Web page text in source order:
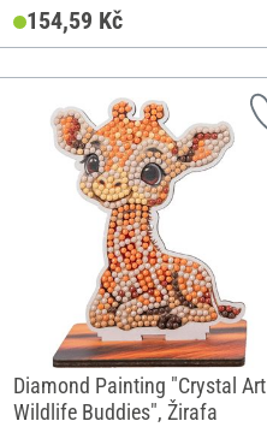
154,59 Kč
Diamond Painting "Crystal Art
Wildlife Buddies", Žirafa